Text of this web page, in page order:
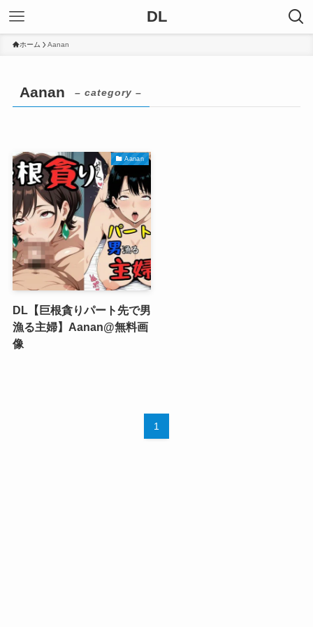
DL
ホーム Aanan
Aanan – category –
Aanan
DL【巨根貪りパート先で男
漁る主婦】Aanan@無料画
像
1